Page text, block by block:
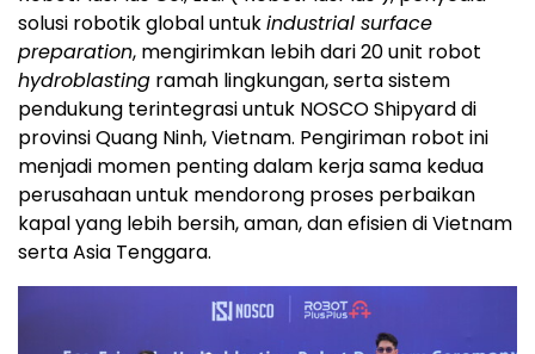
solusi robotik global untukindustrial surface
preparation, mengirimkan lebih dari 20 unit robot
hydroblasting ramah lingkungan, serta sistem
pendukung terintegrasi untuk NOSCO Shipyard di
provinsi Quang Ninh, Vietnam. Pengiriman robot ini
menjadi momen penting dalam kerja sama kedua
perusahaan untuk mendorong proses perbaikan
kapal yang lebih bersih, aman, dan efisien di Vietnam
serta Asia Tenggara.